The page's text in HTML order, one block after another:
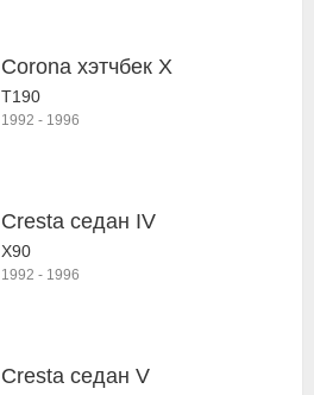
Corona хэтчбек X
T190
1992 - 1996
Cresta седан IV
X90
1992 - 1996
Cresta седан V